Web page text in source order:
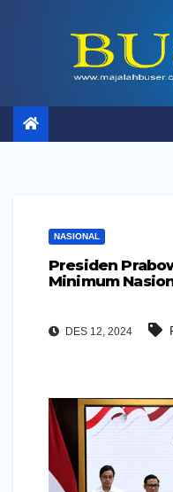
NASIONAL
Presiden
Minimum
DES 12, 2024